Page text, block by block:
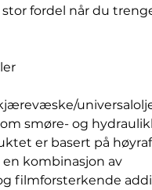
stor fordel når du
smøre- og
er basert på
kombinasjon av
filmforsterkende